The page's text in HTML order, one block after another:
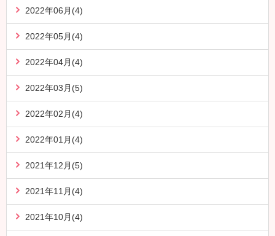
2022年06月(4)
2022年05月(4)
2022年04月(4)
2022年03月(5)
2022年02月(4)
2022年01月(4)
2021年12月(5)
2021年11月(4)
2021年10月(4)